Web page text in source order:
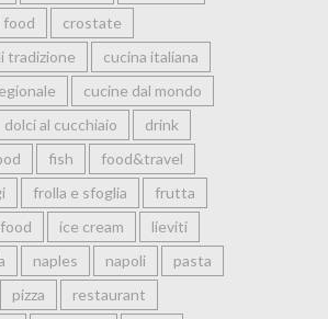
crostate
tradizione
cucina italiana
cucine dal mondo
dolci al cucchiaio
drink
fish
food&travel
frolla e sfoglia
frutta
ice cream
lieviti
naples napoli
pasta
pizza restaurant